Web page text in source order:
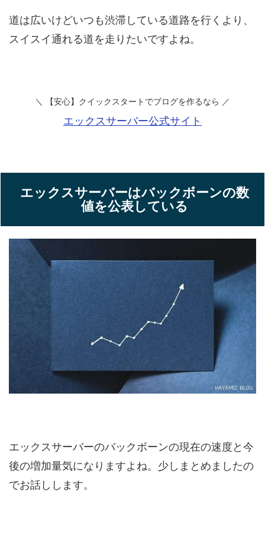
道は広いけどいつも渋滞している道路を行くより、
スイスイ通れる道を走りたいですよね。
＼ 【安心】クイックスタートでブログを作るなら ／
エックスサーバー公式サイト
エックスサーバーはバックボーンの数
値を公表している
エックスサーバーのバックボーンの現在の速度と今
後の増加量気になりますよね。少しまとめましたの
でお話しします。